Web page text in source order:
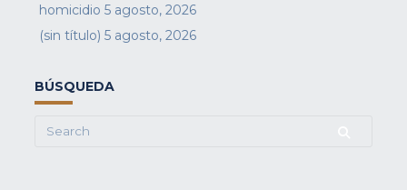
homicidio 5 agosto, 2026
(sin título) 5 agosto, 2026
BÚSQUEDA
Search